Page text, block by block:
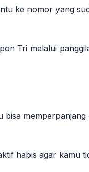
ke nomor yang
Tri melalui
habis agar kamu